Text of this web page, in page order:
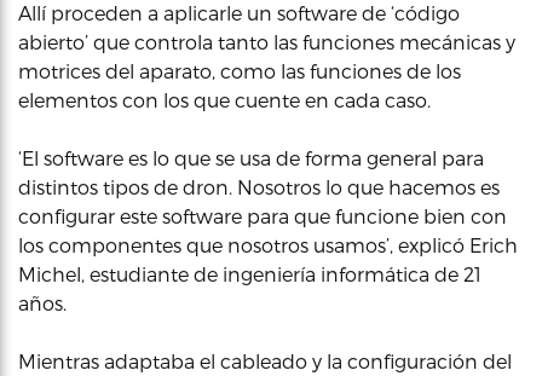
Allí proceden a aplicarle un software de ‘código
abierto’ que controla tanto las funciones mecánicas y
motrices del aparato, como las funciones de los
elementos con los que cuente en cada caso.
‘El software es lo que se usa de forma general para
distintos tipos de dron. Nosotros lo que hacemos es
configurar este software para que funcione bien con
los componentes que nosotros usamos’, explicó Erich
Michel, estudiante de ingeniería informática de 21
años.
Mientras adaptaba el cableado y la configuración del